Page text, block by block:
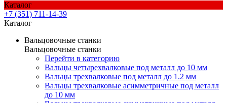
Каталог
+7 (351) 711-14-39
Каталог
Вальцовочные станки
Вальцовочные станки
Перейти в категорию
Вальцы четырехвалковые под металл до 10 мм
Вальцы трехвалковые под металл до 1.2 мм
Вальцы трехвалковые асимметричные под металл
до 10 мм